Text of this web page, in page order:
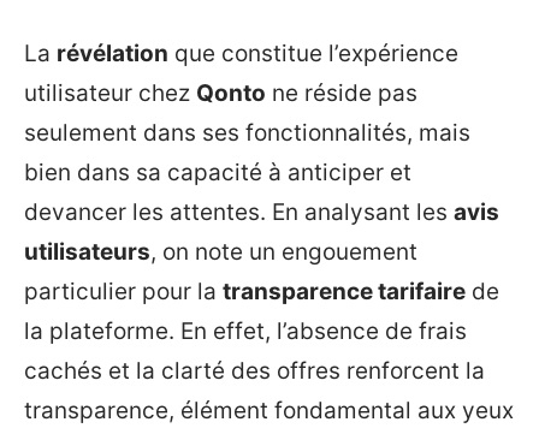
La révélation que constitue l’expérience
utilisateur chez Qonto ne réside pas
seulement dans ses fonctionnalités, mais
bien dans sa capacité à anticiper et
devancer les attentes. En analysant les avis
utilisateurs, on note un engouement
particulier pour la transparence tarifaire de
la plateforme. En effet, l’absence de frais
cachés et la clarté des offres renforcent la
transparence, élément fondamental aux yeux